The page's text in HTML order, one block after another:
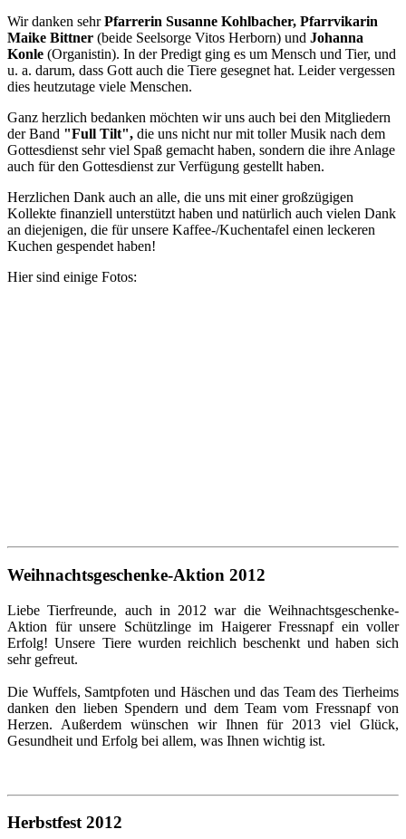
Wir danken sehrPfarrerin Susanne Kohlbacher, Pfarrvikarin
Maike Bittner (beide Seelsorge Vitos Herborn) und Johanna
Konle (Organistin). In der Predigt ging es um Mensch und Tier, und
u. a. darum, dass Gott auch die Tiere gesegnet hat. Leider vergessen
dies heutzutage viele Menschen.
Ganz herzlich bedanken möchten wir uns auch bei den Mitgliedern
der Band "Full Tilt", die uns nicht nur mit toller Musik nach dem
Gottesdienst sehr viel Spaß gemacht haben, sondern die ihre Anlage
auch für den Gottesdienst zur Verfügung gestellt haben.
Herzlichen Dank auch an alle, die uns mit einer großzügigen
Kollekte finanziell unterstützt haben und natürlich auch vielen Dank
an diejenigen, die für unsere Kaffee-/Kuchentafel einen leckeren
Kuchen gespendet haben!
Hier sind einige Fotos:
Weihnachtsgeschenke-Aktion 2012
Liebe Tierfreunde, auch in 2012 war die Weihnachtsgeschenke-
Aktion für unsere Schützlinge im Haigerer Fressnapf ein voller
Erfolg! Unsere Tiere wurden reichlich beschenkt und haben sich
sehr gefreut.
Die Wuffels, Samtpfoten und Häschen und das Team des Tierheims
danken den lieben Spendern und dem Team vom Fressnapf von
Herzen. Außerdem wünschen wir Ihnen für 2013 viel Glück,
Gesundheit und Erfolg bei allem, was Ihnen wichtig ist.
Herbstfest 2012